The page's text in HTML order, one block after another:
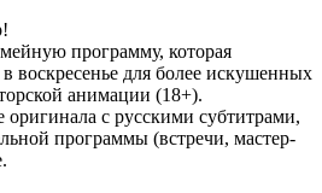
программу, которая
воскресенье для более искушенных
анимации (18+).
оригинала с русскими субтитрами,
программы (встречи, мастер-